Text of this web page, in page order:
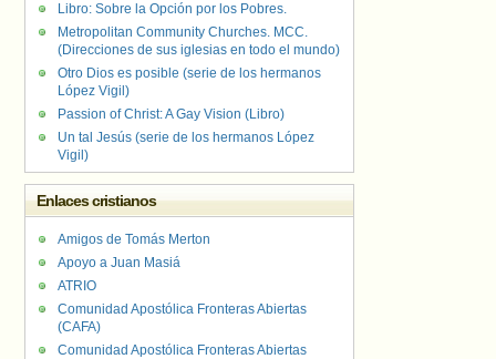
Libro: Sobre la Opción por los Pobres.
Metropolitan Community Churches. MCC.
(Direcciones de sus iglesias en todo el mundo)
Otro Dios es posible (serie de los hermanos
López Vigil)
Passion of Christ: A Gay Vision (Libro)
Un tal Jesús (serie de los hermanos López
Vigil)
Enlaces cristianos
Amigos de Tomás Merton
Apoyo a Juan Masiá
ATRIO
Comunidad Apostólica Fronteras Abiertas
(CAFA)
Comunidad Apostólica Fronteras Abiertas